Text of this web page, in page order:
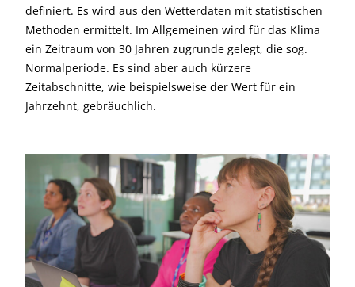
definiert. Es wird aus den Wetterdaten mit statistischen
Methoden ermittelt. Im Allgemeinen wird für das Klima
ein Zeitraum von 30 Jahren zugrunde gelegt, die sog.
Normalperiode. Es sind aber auch kürzere
Zeitabschnitte, wie beispielsweise der Wert für ein
Jahrzehnt, gebräuchlich.